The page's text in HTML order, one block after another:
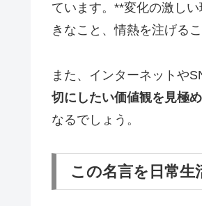
ています。**変化の激し
きなこと、情熱を注げる
また、インターネットや
切にしたい価値観を見極
なるでしょう。
この名言を日常生